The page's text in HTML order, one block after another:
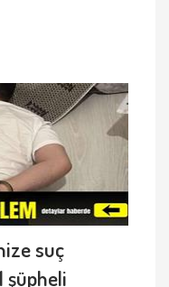
suç
şüpheli